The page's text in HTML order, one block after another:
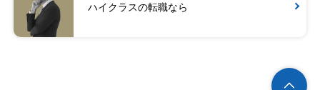
ハイクラスの転職なら